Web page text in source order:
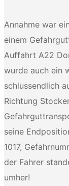
Annahme war
einem
Auffahrt A22
wurde auch ein
schlussendlich
Richtung
seine
1017,
der Fahrer
umher!